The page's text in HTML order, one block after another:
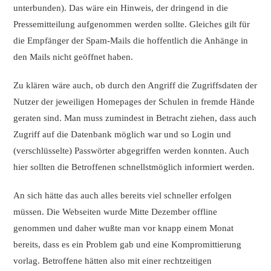
unterbunden). Das wäre ein Hinweis, der dringend in die
Pressemitteilung aufgenommen werden sollte. Gleiches gilt für
die Empfänger der Spam-Mails die hoffentlich die Anhänge in
den Mails nicht geöffnet haben.
Zu klären wäre auch, ob durch den Angriff die Zugriffsdaten der
Nutzer der jeweiligen Homepages der Schulen in fremde Hände
geraten sind. Man muss zumindest in Betracht ziehen, dass auch
Zugriff auf die Datenbank möglich war und so Login und
(verschlüsselte) Passwörter abgegriffen werden konnten. Auch
hier sollten die Betroffenen schnellstmöglich informiert werden.
An sich hätte das auch alles bereits viel schneller erfolgen
müssen. Die Webseiten wurde Mitte Dezember offline
genommen und daher wußte man vor knapp einem Monat
bereits, dass es ein Problem gab und eine Kompromittierung
vorlag. Betroffene hätten also mit einer rechtzeitigen